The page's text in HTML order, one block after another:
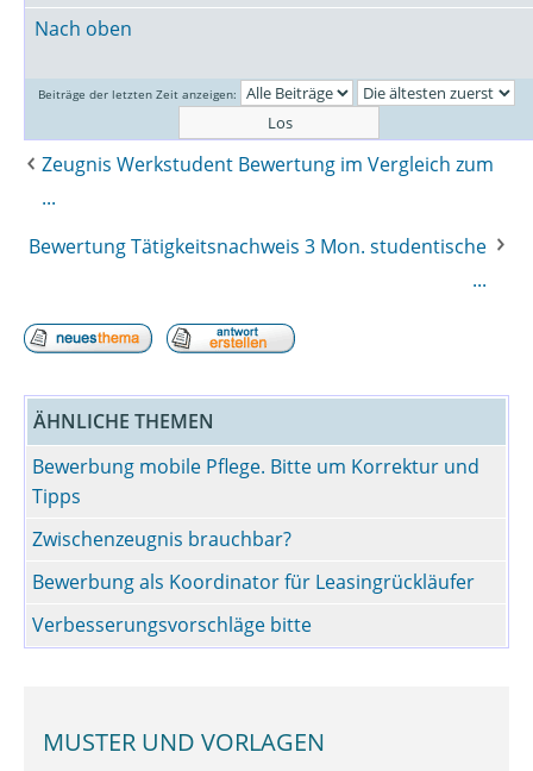
Nach oben
Beiträge der letzten Zeit anzeigen:
Zeugnis Werkstudent Bewertung im Vergleich zum
...
Bewertung Tätigkeitsnachweis 3 Mon. studentische
...
ÄHNLICHE THEMEN
Bewerbung mobile Pflege. Bitte um Korrektur und
Tipps
Zwischenzeugnis brauchbar?
Bewerbung als Koordinator für Leasingrückläufer
Verbesserungsvorschläge bitte
MUSTER UND VORLAGEN